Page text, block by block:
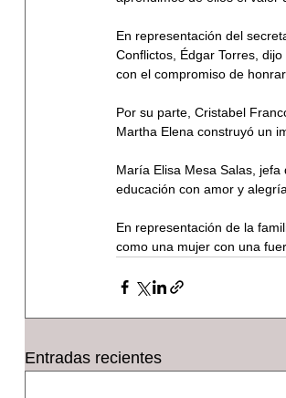
En representación del
Conflictos, Édgar Torres,
con el compromiso de
Por su parte, Cristabel
Martha Elena construyó un
María Elisa Mesa Salas,
educación con amor y
En representación de la
como una mujer con una
Entradas recientes